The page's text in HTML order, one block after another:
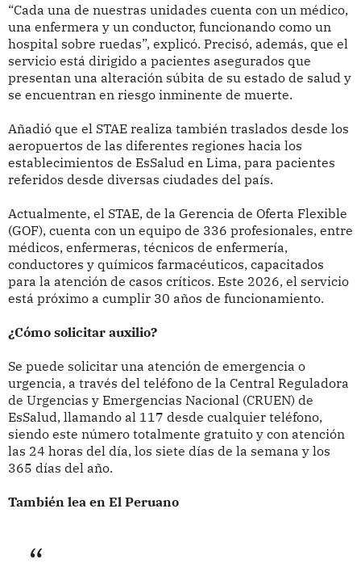
“Cada una de nuestras unidades cuenta con un médico,
una enfermera y un conductor, funcionando como un
hospital sobre ruedas”, explicó. Precisó, además, que el
servicio está dirigido a pacientes asegurados que
presentan una alteración súbita de su estado de salud y
se encuentran en riesgo inminente de muerte.
Añadió que el STAE realiza también traslados desde los
aeropuertos de las diferentes regiones hacia los
establecimientos de EsSalud en Lima, para pacientes
referidos desde diversas ciudades del país.
Actualmente, el STAE, de la Gerencia de Oferta Flexible
(GOF), cuenta con un equipo de 336 profesionales, entre
médicos, enfermeras, técnicos de enfermería,
conductores y químicos farmacéuticos, capacitados
para la atención de casos críticos. Este 2026, el servicio
está próximo a cumplir 30 años de funcionamiento.
¿Cómo solicitar auxilio?
Se puede solicitar una atención de emergencia o
urgencia, a través del teléfono de la Central Reguladora
de Urgencias y Emergencias Nacional (CRUEN) de
EsSalud, llamando al 117 desde cualquier teléfono,
siendo este número totalmente gratuito y con atención
las 24 horas del día, los siete días de la semana y los
365 días del año.
También lea en El Peruano